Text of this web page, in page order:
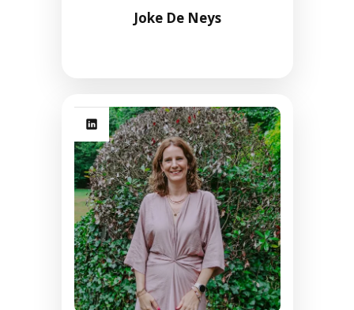
Joke De Neys